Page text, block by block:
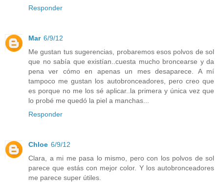
Responder
Mar 6/9/12
Me gustan tus sugerencias, probaremos esos polvos de sol
que no sabía que existían..cuesta mucho broncearse y da
pena ver cómo en apenas un mes desaparece. A mí
tampoco me gustan los autobronceadores, pero creo que
es porque no me los sé aplicar..la primera y única vez que
lo probé me quedó la piel a manchas...
Responder
Chloe 6/9/12
Clara, a mi me pasa lo mismo, pero con los polvos de sol
parece que estás con mejor color. Y los autobronceadores
me parece super útiles.